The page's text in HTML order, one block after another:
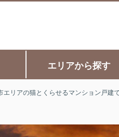
エリアから探す
エリアの猫とくらせるマンション戸建